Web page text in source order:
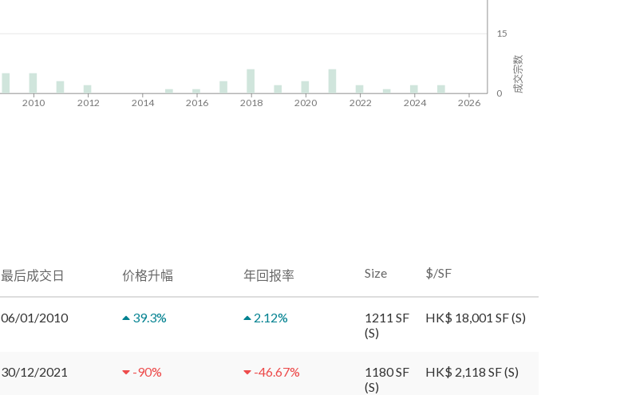
15
0
2010 2012 2014 2016 2018 2020 2022 2024 2026
成交宗数
最后成交日 价格升幅 年回报率 Size $/SF
06/01/2010 39.3% 2.12%
1211 SF
(S)
HK$ 18,001 SF (S)
30/12/2021 -90% -46.67%
1180 SF
(S)
HK$ 2,118 SF (S)